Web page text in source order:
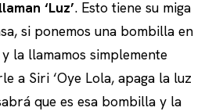
‘Luz’. Esto tiene su miga
si ponemos una bombilla en
la llamamos simplemente
a Siri ‘Oye Lola, apaga la luz
que es esa bombilla y la